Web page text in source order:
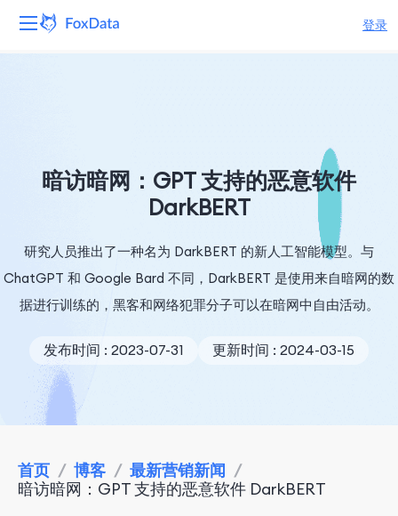
登录
解决方案
定价
公司
暗访暗网：GPT 支持的恶意软件
DarkBERT
研究人员推出了一种名为 DarkBERT 的新人工智能模型。与
ChatGPT 和 Google Bard 不同，DarkBERT 是使用来自暗网的数
据进行训练的，黑客和网络犯罪分子可以在暗网中自由活动。
发布时间 : 2023-07-31 更新时间 : 2024-03-15
首页 / 博客 / 最新营销新闻 /
暗访暗网：GPT 支持的恶意软件 DarkBERT